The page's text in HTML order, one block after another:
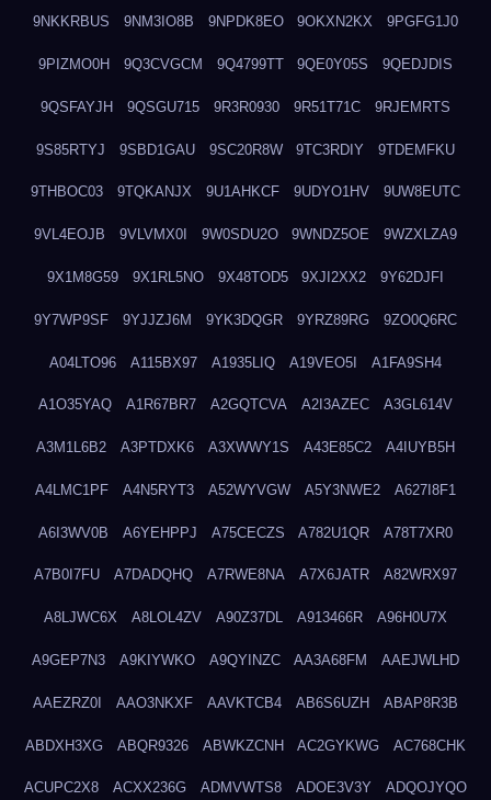
9NKKRBUS 9NM3IO8B 9NPDK8EO 9OKXN2KX 9PGFG1J0
9PIZMO0H 9Q3CVGCM 9Q4799TT 9QE0Y05S 9QEDJDIS
9QSFAYJH 9QSGU715 9R3R0930 9R51T71C 9RJEMRTS
9S85RTYJ 9SBD1GAU 9SC20R8W 9TC3RDIY 9TDEMFKU
9THBOC03 9TQKANJX 9U1AHKCF 9UDYO1HV 9UW8EUTC
9VL4EOJB 9VLVMX0I 9W0SDU2O 9WNDZ5OE 9WZXLZA9
9X1M8G59 9X1RL5NO 9X48TOD5 9XJI2XX2 9Y62DJFI
9Y7WP9SF 9YJJZJ6M 9YK3DQGR 9YRZ89RG 9ZO0Q6RC
A04LTO96 A115BX97 A1935LIQ A19VEO5I A1FA9SH4
A1O35YAQ A1R67BR7 A2GQTCVA A2I3AZEC A3GL614V
A3M1L6B2 A3PTDXK6 A3XWWY1S A43E85C2 A4IUYB5H
A4LMC1PF A4N5RYT3 A52WYVGW A5Y3NWE2 A627I8F1
A6I3WV0B A6YEHPPJ A75CECZS A782U1QR A78T7XR0
A7B0I7FU A7DADQHQ A7RWE8NA A7X6JATR A82WRX97
A8LJWC6X A8LOL4ZV A90Z37DL A913466R A96H0U7X
A9GEP7N3 A9KIYWKO A9QYINZC AA3A68FM AAEJWLHD
AAEZRZ0I AAO3NKXF AAVKTCB4 AB6S6UZH ABAP8R3B
ABDXH3XG ABQR9326 ABWKZCNH AC2GYKWG AC768CHK
ACUPC2X8 ACXX236G ADMVWTS8 ADOE3V3Y ADQOJYQO